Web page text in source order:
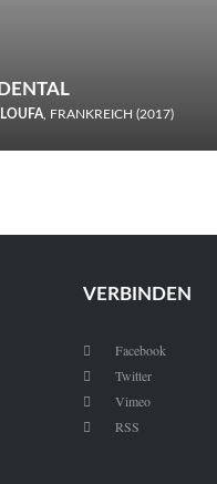
, FRANKREICH (2017)
VERBINDEN
 Facebook
 Twitter
 Vimeo
 RSS